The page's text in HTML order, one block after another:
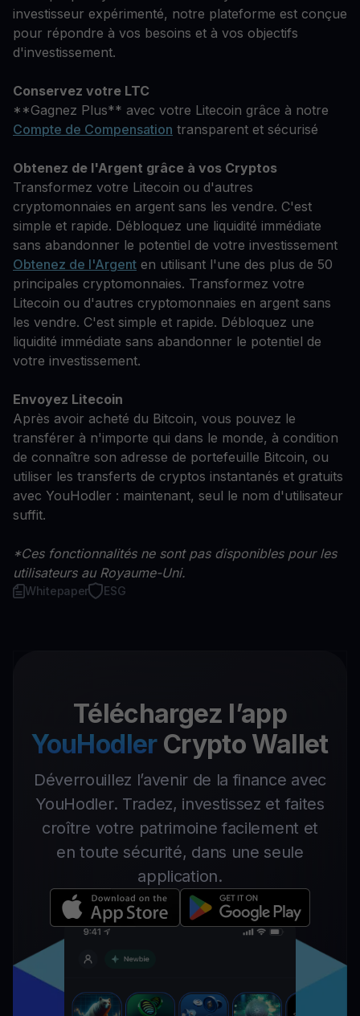
investisseur expérimenté, notre plateforme est conçue
pour répondre à vos besoins et à vos objectifs
d'investissement.
Conservez votre LTC
**Gagnez Plus** avec votre Litecoin grâce à notre
Compte de Compensation transparent et sécurisé
Obtenez de l'Argent grâce à vos Cryptos
Transformez votre Litecoin ou d'autres
cryptomonnaies en argent sans les vendre. C'est
simple et rapide. Débloquez une liquidité immédiate
sans abandonner le potentiel de votre investissement
Obtenez de l'Argent en utilisant l'une des plus de 50
principales cryptomonnaies. Transformez votre
Litecoin ou d'autres cryptomonnaies en argent sans
les vendre. C'est simple et rapide. Débloquez une
liquidité immédiate sans abandonner le potentiel de
votre investissement.
Envoyez Litecoin
Après avoir acheté du Bitcoin, vous pouvez le
transférer à n'importe qui dans le monde, à condition
de connaître son adresse de portefeuille Bitcoin, ou
utiliser les transferts de cryptos instantanés et gratuits
avec YouHodler : maintenant, seul le nom d'utilisateur
suffit.
*Ces fonctionnalités ne sont pas disponibles pour les
utilisateurs au Royaume-Uni.
Whitepaper ESG
Téléchargez l’app
YouHodler Crypto Wallet
Déverrouillez l’avenir de la finance avec
YouHodler. Tradez, investissez et faites
croître votre patrimoine facilement et
en toute sécurité, dans une seule
application.